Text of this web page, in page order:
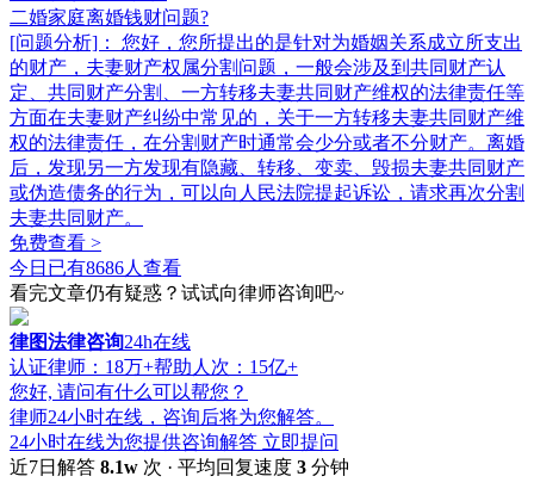
二婚家庭离婚钱财问题?
[问题分析]：
您好，您所提出的是针对为婚姻关系成立所支出
的财产，夫妻财产权属分割问题，一般会涉及到共同财产认
定、共同财产分割、一方转移夫妻共同财产维权的法律责任等
方面在夫妻财产纠纷中常见的，关于一方转移夫妻共同财产维
权的法律责任，在分割财产时通常会少分或者不分财产。离婚
后，发现另一方发现有隐藏、转移、变卖、毁损夫妻共同财产
或伪造债务的行为，可以向人民法院提起诉讼，请求再次分割
夫妻共同财产。
免费查看 >
今日已有8686人查看
看完文章仍有疑惑？试试向律师咨询吧~
律图法律咨询24h在线
认证律师： 18万+帮助人次： 15亿+
您好, 请问有什么可以帮您？
律师24小时在线，咨询后将为您解答。
24小时在线为您提供咨询解答 立即提问
近7日解答 8.1w 次 · 平均回复速度 3 分钟